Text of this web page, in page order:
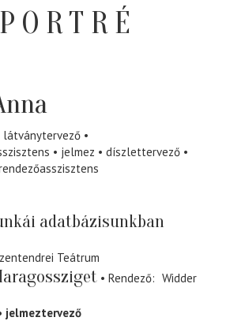
PORTRÉ
látványtervező
jelmez
díszlettervező
adatbázisunkban
Teátrum
Rendező
Widder
jelmeztervező